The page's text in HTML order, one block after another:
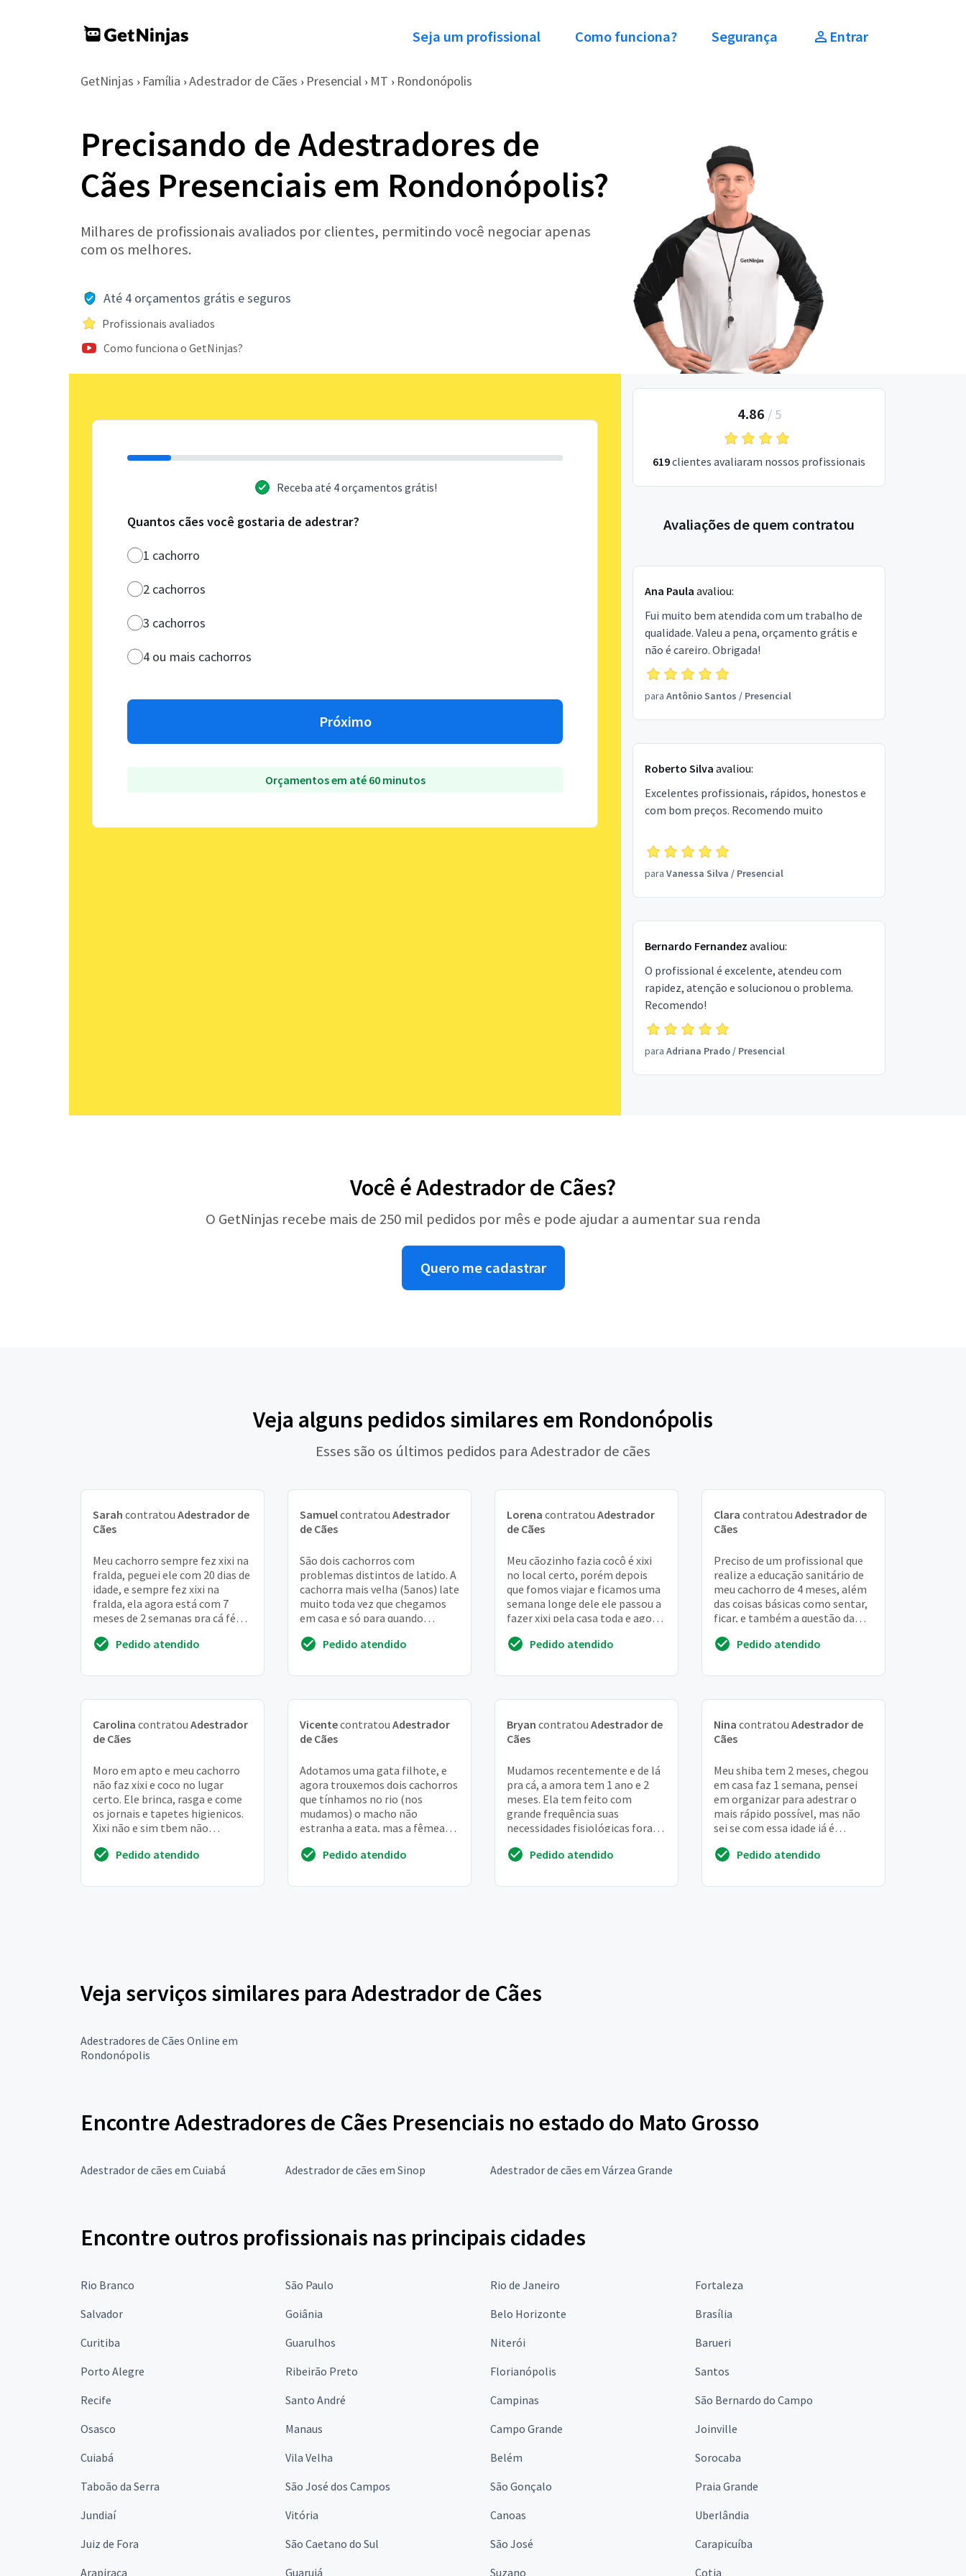
Seja um profissional Como funciona? Segurança Entrar
GetNinjas › Família › Adestrador de Cães › Presencial › MT › Rondonópolis
Precisando de Adestradores de
Cães Presenciais em Rondonópolis?
Milhares de profissionais avaliados por clientes, permitindo você negociar apenas
com os melhores.
Até 4 orçamentos grátis e seguros
Profissionais avaliados
Como funciona o GetNinjas?
Receba até 4 orçamentos grátis!
Quantos cães você gostaria de adestrar?
1 cachorro
2 cachorros
3 cachorros
4 ou mais cachorros
Próximo
Orçamentos em até 60 minutos
4.86 / 5
619clientes avaliaram nossos profissionais
Avaliações de quem contratou
Ana Paula avaliou:
Fui muito bem atendida com um trabalho de
qualidade. Valeu a pena, orçamento grátis e
não é careiro. Obrigada!
para Antônio Santos / Presencial
Roberto Silva avaliou:
Excelentes profissionais, rápidos, honestos e
com bom preços. Recomendo muito
para Vanessa Silva / Presencial
Bernardo Fernandez avaliou:
O profissional é excelente, atendeu com
rapidez, atenção e solucionou o problema.
Recomendo!
para Adriana Prado/ Presencial
Você é Adestrador de Cães?
O GetNinjas recebe mais de 250 mil pedidos por mês e pode ajudar a aumentar sua renda
Quero me cadastrar
Veja alguns pedidos similares em Rondonópolis
Esses são os últimos pedidos para Adestrador de cães
Sarah contratou Adestrador de
Cães
Meu cachorro sempre fez xixi na
fralda, peguei ele com 20 dias de
idade, e sempre fez xixi na
fralda, ela agora está com 7
meses de 2 semanas pra cá fé
quan...Pedido atendido
Samuelcontratou Adestrador
de Cães
São dois cachorros com
problemas distintos de latido. A
cachorra mais velha (5anos) late
muito toda vez que chegamos
em casa e só para quando
late toda vez que...
Pedido atendido
Lorena contratou Adestrador
de Cães
Meu cãozinho fazia cocô é xixi
no local certo, porém depois
que fomos viajar e ficamos uma
semana longe dele ele passou a
fazer xixi pela casa toda e agora
começ...Pedido atendido
Clara contratou Adestrador de
Cães
Preciso de um profissional que
realize a educação sanitário de
meu cachorro de 4 meses, além
das coisas básicas como sentar,
ficar, e também a questão da
filhotes...Pedido atendido
Carolina contratou Adestrador
de Cães
Moro em apto e meu cachorro
não faz xixi e coco no lugar
certo. Ele brinca, rasga e come
os jornais e tapetes higienicos.
Xixi não e sim tbem não
Pedido atendido
Vicentecontratou Adestrador
de Cães
Adotamos uma gata filhote, e
agora trouxemos dois cachorros
que tínhamos no rio (nos
mudamos) o macho não
estranha a gata, mas a fêmea
Pedido atendido
Bryan contratou Adestrador de
Cães
Mudamos recentemente e de lá
pra cá, a amora tem 1 ano e 2
meses. Ela tem feito com
grande frequência suas
necessidades fisiológicas fora
sabendo onde é o local...
Pedido atendido
Nina contratou Adestrador de
Cães
Meu shiba tem 2 meses, chegou
em casa faz 1 semana, pensei
em organizar para adestrar o
mais rápido possível, mas não
sei se com essa idade já é
roendo t...Pedido atendido
Veja serviços similares para Adestrador de Cães
Adestradores de Cães Online em
Rondonópolis
Encontre Adestradores de Cães Presenciais no estado do Mato Grosso
Adestrador de cães em Cuiabá Adestrador de cães em Sinop Adestrador de cães em Várzea Grande
Encontre outros profissionais nas principais cidades
Rio Branco São Paulo Rio de Janeiro
Fortaleza
Salvador
Goiânia Belo Horizonte
Brasília
Curitiba
Guarulhos Niterói
Barueri
Porto Alegre
Ribeirão Preto Florianópolis
Santos
Recife
Santo André Campinas
São Bernardo do Campo
Osasco
Manaus Campo Grande
Joinville
Cuiabá
Vila Velha Belém
Sorocaba
Taboão da Serra
São José dos Campos São Gonçalo
Praia Grande
Jundiaí
Vitória Canoas
Uberlândia
Juiz de Fora
São Caetano do Sul São José
Carapicuíba
Arapiraca
Guarujá Suzano Cotia